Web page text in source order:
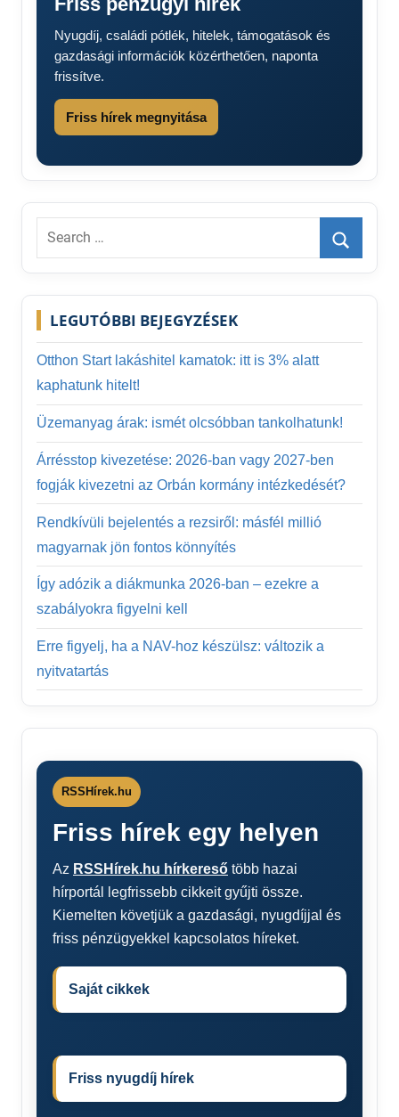
Nyugdíj, családi pótlék, hitelek, támogatások és
gazdasági információk közérthetően, naponta
frissítve.
Friss hírek megnyitása
Search
Search
LEGUTÓBBI BEJEGYZÉSEK
Otthon Start lakáshitel kamatok: itt is 3% alatt
kaphatunk hitelt!
Üzemanyag árak: ismét olcsóbban tankolhatunk!
Árrésstop kivezetése: 2026-ban vagy 2027-ben
fogják kivezetni az Orbán kormány intézkedését?
Rendkívüli bejelentés a rezsiről: másfél millió
magyarnak jön fontos könnyítés
Így adózik a diákmunka 2026-ban – ezekre a
szabályokra figyelni kell
Erre figyelj, ha a NAV-hoz készülsz: változik a
nyitvatartás
RSSHírek.hu
Friss hírek egy helyen
Az RSSHírek.hu hírkereső több hazai
hírportál legfrissebb cikkeit gyűjti össze.
Kiemelten követjük a gazdasági, nyugdíjjal és
friss pénzügyekkel kapcsolatos híreket.
Saját cikkek
Friss nyugdíj hírek